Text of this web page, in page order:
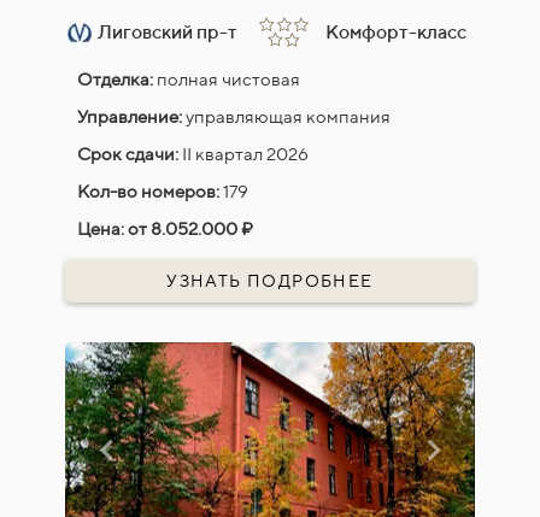
Лиговский пр-т Комфорт-класс
Отделка: полная чистовая
Управление:управляющая компания
Срок сдачи: II квартал 2026
Кол-во номеров:179
Цена:от 8.052.000 ₽
УЗНАТЬ ПОДРОБНЕЕ